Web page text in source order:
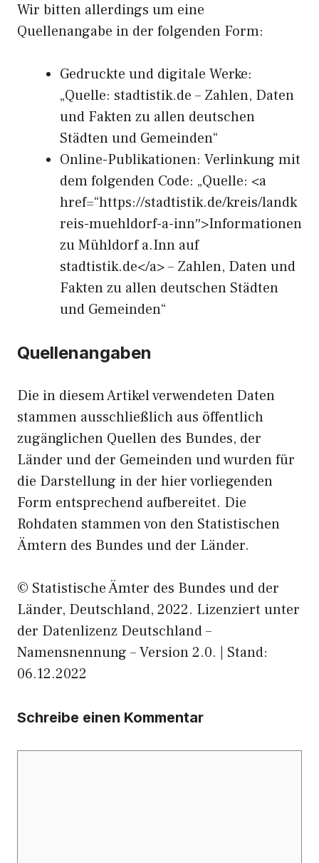
Wir bitten allerdings um eine
Quellenangabe in der folgenden Form:
Gedruckte und digitale Werke:
„Quelle: stadtistik.de – Zahlen, Daten
und Fakten zu allen deutschen
Städten und Gemeinden“
Online-Publikationen: Verlinkung mit
dem folgenden Code: „Quelle: <a
href=“https://stadtistik.de/kreis/landk
reis-muehldorf-a-inn″>Informationen
zu Mühldorf a.Inn auf
stadtistik.de</a> – Zahlen, Daten und
Fakten zu allen deutschen Städten
und Gemeinden“
Quellenangaben
Die in diesem Artikel verwendeten Daten
stammen ausschließlich aus öffentlich
zugänglichen Quellen des Bundes, der
Länder und der Gemeinden und wurden für
die Darstellung in der hier vorliegenden
Form entsprechend aufbereitet. Die
Rohdaten stammen von den Statistischen
Ämtern des Bundes und der Länder.
© Statistische Ämter des Bundes und der
Länder, Deutschland, 2022. Lizenziert unter
der Datenlizenz Deutschland –
Namensnennung – Version 2.0. | Stand:
06.12.2022
Schreibe einen Kommentar